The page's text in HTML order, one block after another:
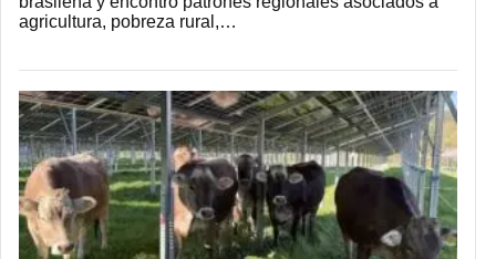
agricultura, pobreza rural,…